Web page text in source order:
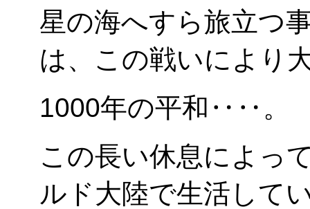
星の海へすら旅立つ
は、この戦いにより
1000年の平和‥‥。
この長い休息によっ
ルド大陸で生活して